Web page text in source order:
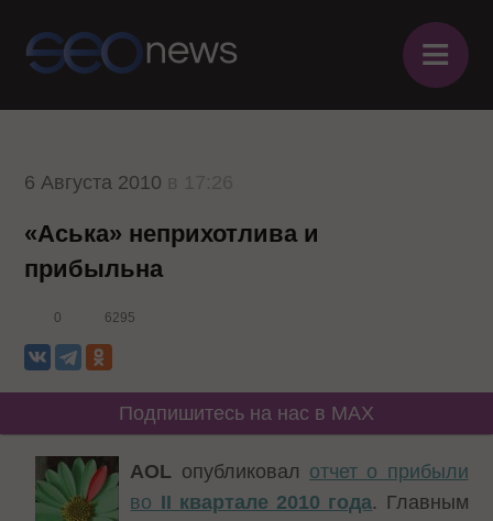
≡
6 Августа 2010
«Аська» неприхотлива и
прибыльна
0 6295
Подпишитесь на нас в MAX
AOL опубликовал отчет о прибыли
во II квартале 2010 года. Главным